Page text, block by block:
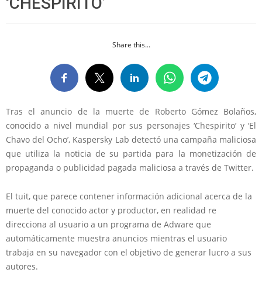
Share this...
Tras el anuncio de la muerte de Roberto Gómez Bolaños,
conocido a nivel mundial por sus personajes ‘Chespirito’ y ‘El
Chavo del Ocho’, Kaspersky Lab detectó una campaña maliciosa
que utiliza la noticia de su partida para la monetización de
propaganda o publicidad pagada maliciosa a través de Twitter.
El tuit, que parece contener información adicional acerca de la
muerte del conocido actor y productor, en realidad re
direcciona al usuario a un programa de Adware que
automáticamente muestra anuncios mientras el usuario
trabaja en su navegador con el objetivo de generar lucro a sus
autores.